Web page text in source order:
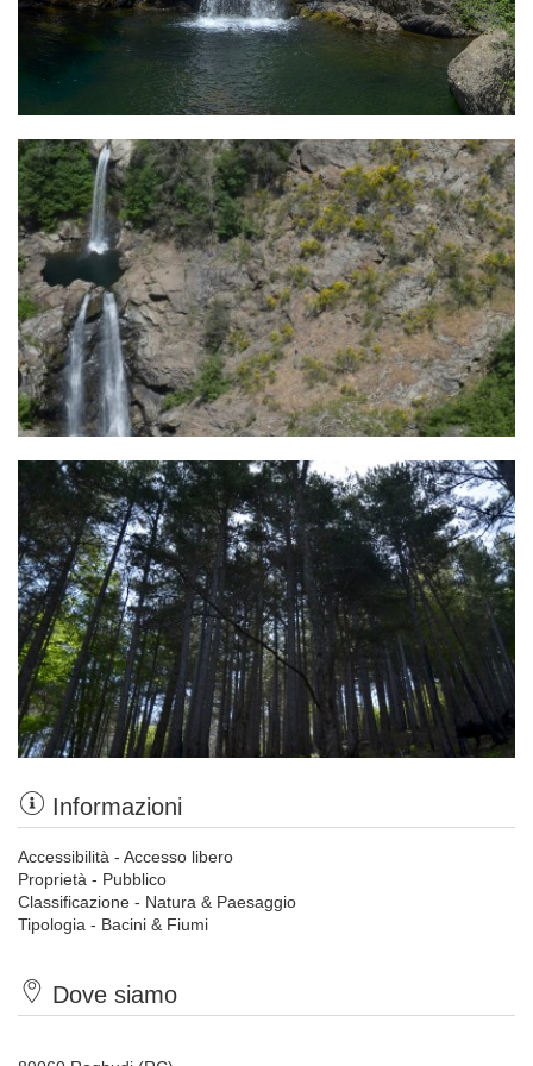
Informazioni
Accessibilità - Accesso libero
Proprietà - Pubblico
Classificazione - Natura & Paesaggio
Tipologia - Bacini & Fiumi
Dove siamo